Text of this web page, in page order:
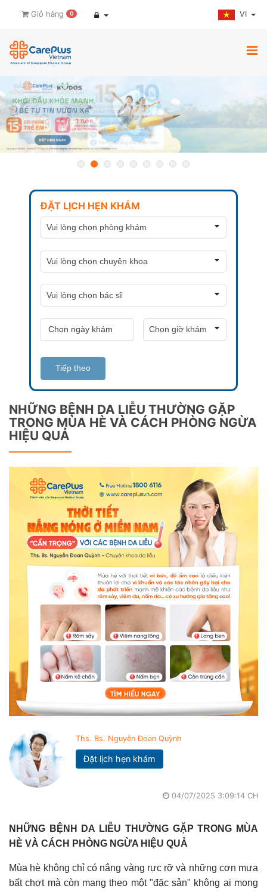
Giỏ hàng 0 VI
ĐẶT LỊCH HẸN KHÁM
Tiếp theo
NHỮNG BỆNH DA LIỄU THƯỜNG GẶP
TRONG MÙA HÈ VÀ CÁCH PHÒNG NGỪA
HIỆU QUẢ
Ths. Bs. Nguyễn Đoan Quỳnh
Đặt lịch hẹn khám
04/07/2025 3:09:14 CH
NHỮNG BỆNH DA LIỄU THƯỜNG GẶP TRONG MÙA
HÈ VÀ CÁCH PHÒNG NGỪA HIỆU QUẢ
Mùa hè không chỉ có nắng vàng rực rỡ và những cơn mưa
bất chợt mà còn mang theo một "đặc sản" không ai mong